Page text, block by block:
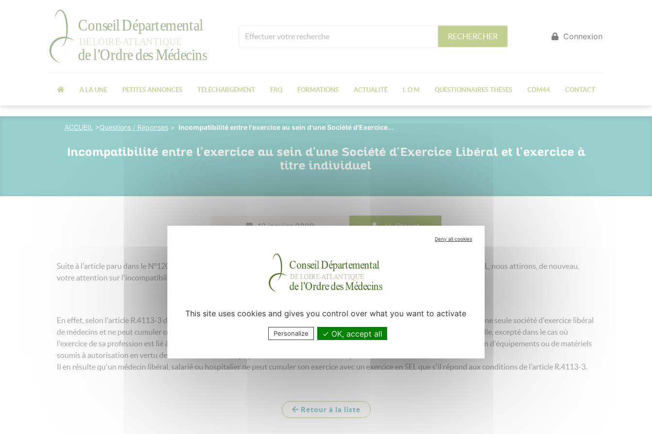
RECHERCHER Connexion
À LA UNE PETITES ANNONCES TÉLÉCHARGEMENT FAQ FORMATIONS ACTUALITÉ L.O.M QUESTIONNAIRES THÈSES CDM44 CONTACT
ACCUEIL >Questions / Réponses > Incompatibilité entre l'exercice au sein d'une Société d'Exercice...
Incompatibilité entre l'exercice au sein d'une Société d'Exercice Libéral et l'exercice à
titre individuel
13 janvier 2009 J.L Clouet
Suite à l'article paru dans le N°120 de notre revue et aux difficultés rencontrées par certains médecins lors de la constitution de SEL, nous attirons, de nouveau,
votre attention sur l'incompatibilité existant entre l'exercice en SEL et l'exercice à titre individue
En effet, selon l'article R.4113-3 du Code de la santé Publique, " un associé ne peut exercer la profession de médecin qu'au sein d'une seule société d'exercice libéral
de médecins et ne peut cumuler cette forme d'exercice avec l'exercice à titre individuel ou au sein d'une société civile professionnelle, excepté dans le cas où
l'exercice de sa profession est lié à des techniques médicales nécessitant un regroupement ou un travail en équipe ou à l'acquisition d'équipements ou de matériels
soumis à autorisation en vertu de l'article L.6122-1 ou qui justifient des utilisations multiples ".
Il en résulte qu'un médecin libéral, salarié ou hospitalier ne peut cumuler son exercice avec un exercice en SEL que s'il répond aux conditions de l'article R.4113-3.
Retour à la liste
Deny all cookies
This site uses cookies and gives you control over what you want to activate
Personalize OK, accept all